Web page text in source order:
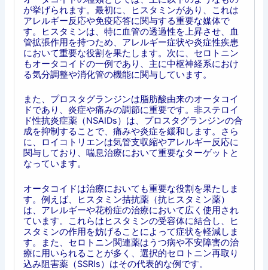
が挙げられます。最初に、ヒスタミンがあり、これは
アレルギー反応や免疫応答に関与する重要な媒体で
す。ヒスタミンは、特に血管の透過性を上昇させ、血
管拡張作用を持つため、アレルギー症状や炎症性疾患
において重要な役割を果たします。次に、セロトニン
もオータコイドの一例であり、主に中枢神経系におけ
る気分調整や消化管の機能に関与しています。
また、プロスタグランジンは脂肪酸由来のオータコイ
ドであり、炎症や痛みの調節に重要です。非ステロイ
ド性抗炎症薬（NSAIDs）は、プロスタグランジンの合
成を抑制することで、痛みや炎症を緩和します。さら
に、ロイコトリエンは気管支収縮やアレルギー反応に
関与しており、喘息治療において重要なターゲットと
なっています。
オータコイドは治療においても重要な役割を果たしま
す。例えば、ヒスタミン拮抗薬（抗ヒスタミン薬）
は、アレルギーや花粉症の治療において広く使用され
ています。これらはヒスタミンの受容体に結合し、ヒ
スタミンの作用を妨げることによって症状を軽減しま
す。また、セロトニン関連薬はうつ病や不安障害の治
療に用いられることが多く、選択的セロトニン再取り
込み阻害薬（SSRIs）はその代表的な例です。